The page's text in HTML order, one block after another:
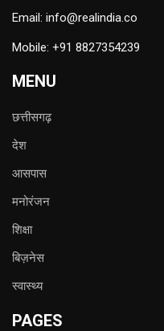
Email: info@realindia.co
Mobile: +91 8827354239
MENU
छत्तीसगढ़
देश
आसपास
मनोरंजन
शिक्षा
बिज़नेस
स्वास्थ्य
PAGES